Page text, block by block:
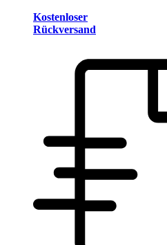
Kostenloser
Rückversand